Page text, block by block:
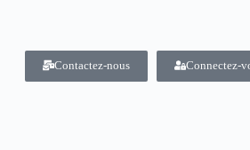
Contactez-nous Connectez-